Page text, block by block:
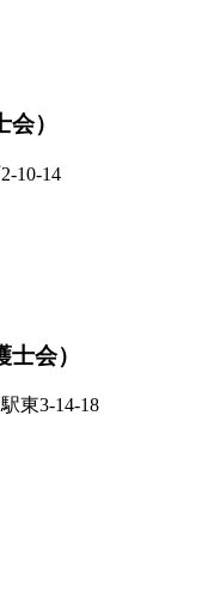
）
10-14
士会）
東3-14-18